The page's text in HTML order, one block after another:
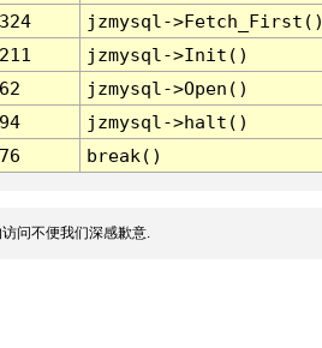
324
jzmysql-
211
jzmysql->Init()
62
jzmysql->Open()
94
jzmysql->halt()
76 break()
问不便我们深感歉意.